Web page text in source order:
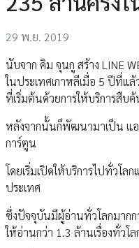
29 พ.ย. 2019
นับจาก คิม จุนกู สร้าง LINE
ในประเทศเกาหลีเมื่อ 5 ปีที่แล้
ที่เริ่มต้นด้วยการให้บริการสืบ
หลังจากนั้นก็พัฒนามาเป็น แ
การ์ตูน
โดยเริ่มเปิดให้บริการไปทั่วโล
ประเทศ
ซึ่งปัจจุบันมีผู้อ่านทั่วโลกมาก
ให้อ่านกว่า 1.3 ล้านเรื่องทั่วโล